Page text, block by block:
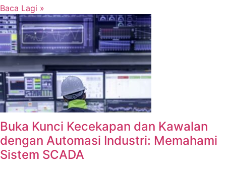
Baca Lagi »
Buka Kunci Kecekapan dan Kawalan
dengan Automasi Industri: Memahami
Sistem SCADA